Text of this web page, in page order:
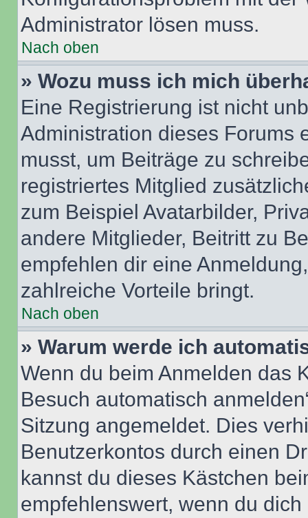
Administrator lösen muss.
Nach oben
» Wozu muss ich mich
Eine Registrierung ist nicht
Administration dieses Forums
musst, um Beiträge zu
registriertes Mitglied
zum Beispiel Avatarbilder,
andere Mitglieder, Beitritt zu
empfehlen dir eine
zahlreiche Vorteile bringt.
Nach oben
» Warum werde ich
Wenn du beim Anmelden das
Besuch automatisch
Sitzung angemeldet. Dies
Benutzerkontos durch einen
kannst du dieses Kästchen
empfehlenswert, wenn du